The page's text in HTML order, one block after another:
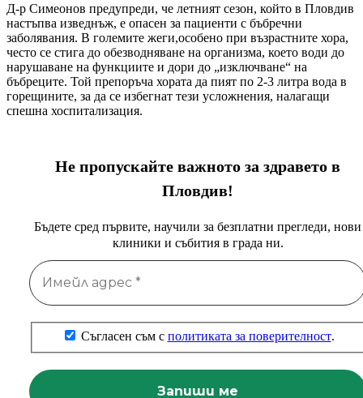
Д-р Симеонов предупреди, че летният сезон, който в Пловдив
настъпва изведнъж, е опасен за пациенти с бъбречни
заболявания. В големите жеги,особено при възрастните хора,
често се стига до обезводняване на организма, което води до
нарушаване на функциите и дори до „изключване“ на
бъбреците. Той препоръча хората да пият по 2-3 литра вода в
горещините, за да се избегнат тези усложнения, налагащи
спешна хоспитализация.
Не пропускайте важното за здравето в
Пловдив!
Бъдете сред първите, научили за безплатни прегледи, нови
клиники и събития в града ни.
Съгласен съм с политиката за поверителност.